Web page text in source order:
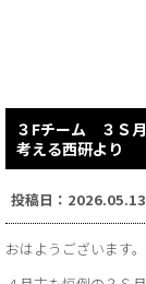
３Fチーム ３
考える西研より
投稿日：2026.05.13
おはようございます。